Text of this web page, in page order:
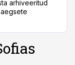
arhiveeritud